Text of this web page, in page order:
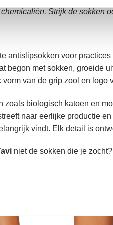
Strijk de sokken
antislipsokken voor
begon met sokken,
van de grip zool en
zoals biologisch katoen en
naar eerlijke productie
vindt. Elk detail is
niet de sokken die je